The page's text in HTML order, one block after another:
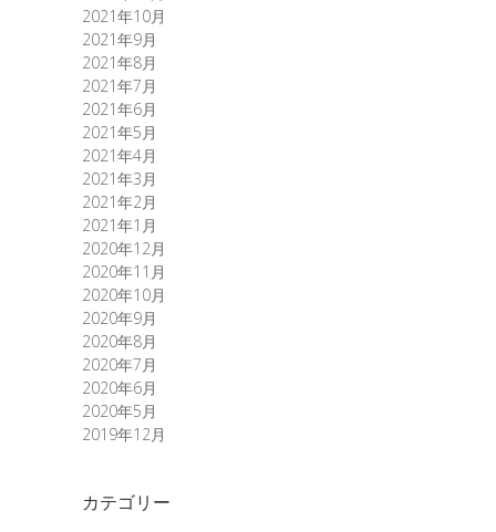
2021年10月
2021年9月
2021年8月
2021年7月
2021年6月
2021年5月
2021年4月
2021年3月
2021年2月
2021年1月
2020年12月
2020年11月
2020年10月
2020年9月
2020年8月
2020年7月
2020年6月
2020年5月
2019年12月
カテゴリー